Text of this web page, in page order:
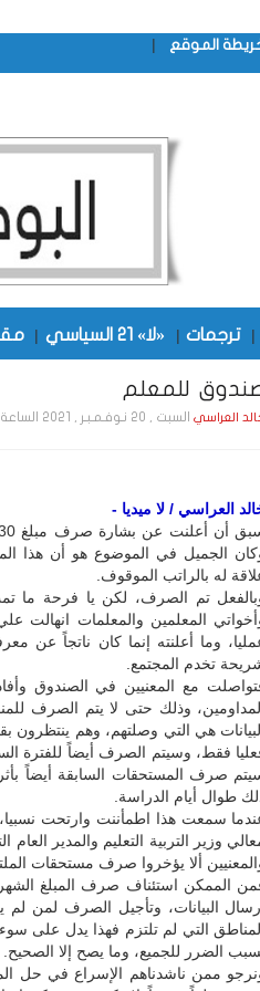
الموقع |
| ترجمات | «لا» 21 السياسي |
للمعلم
العراسيالسبت , 20 نـوفـمـبـر , 2021 الساعة 6:36:08 PM
العراسي / لا ميديا -
الجميل في الموضوع هو أن هذا
له بالراتب الموقوف.
تم الصرف، لكن يا فرحة ما
المعلمين والمعلمات انهالت
وما أعلنته إنما كان ناتجاً
تخدم المجتمع.
مع المعنيين في الصندوق
هي التي وصلتهم، وهم ينتظرون
فقط، وسيتم الصرف أيضاً للفترة
طوال أيام الدراسة.
سمعت هذا اطمأننت وارتحت
وزير التربية التعليم والمدير
ألا يؤخروا صرف مستحقات
الممكن استئناف صرف المبلغ
البيانات، وتأجيل الصرف لمن لم
التي لم تلتزم فهذا يدل على
الضرر للجميع، وما يصح إلا الصحيح.
ممن ناشدناهم الإسراع في حل